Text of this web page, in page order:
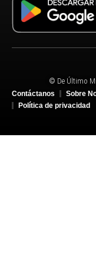
© De Último
Contáctanos
Sobre
Política de privacidad